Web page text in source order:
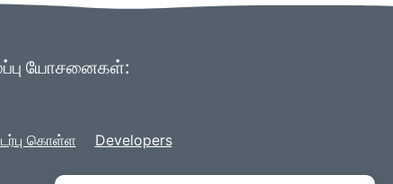
யோசனைகள்:
கொள்ள Developers